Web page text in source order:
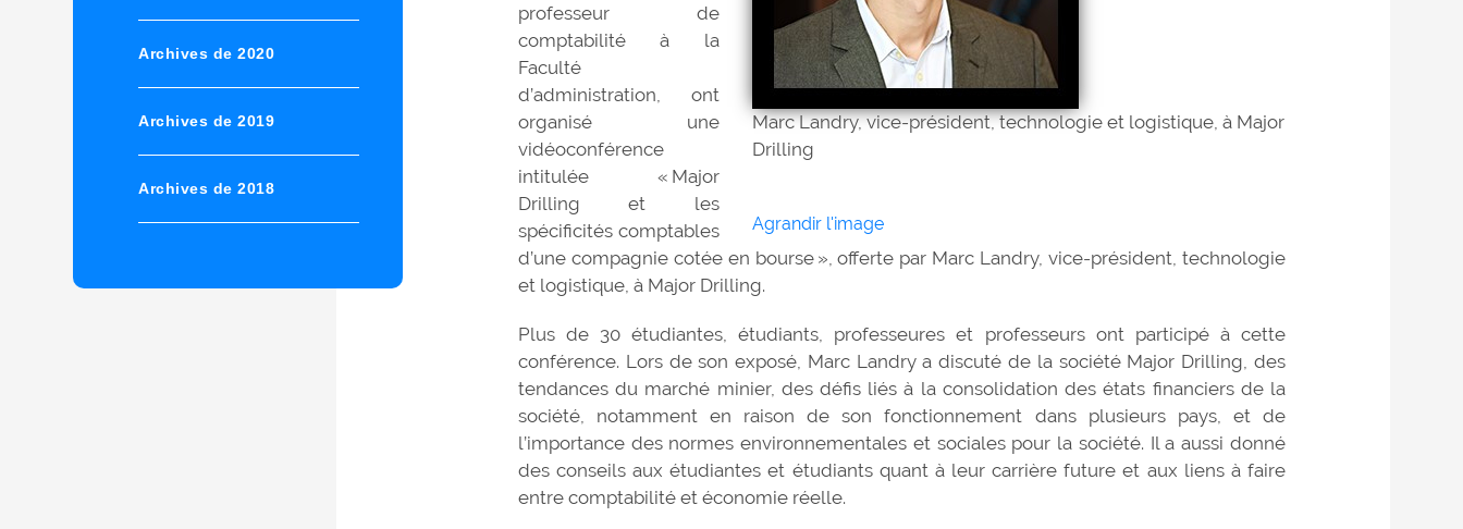
Archives de 2020
Archives de 2019
Archives de 2018
Marc Landry, vice-président, technologie et logistique, à Major
Drilling
Agrandir l'image
professeur de
comptabilité à la
Faculté
d’administration, ont
organisé une
vidéoconférence
intitulée « Major
Drilling et les
spécificités comptables
d’une compagnie cotée en bourse », offerte par Marc Landry, vice-président, technologie
et logistique, à Major Drilling.
Plus de 30 étudiantes, étudiants, professeures et professeurs ont participé à cette
conférence. Lors de son exposé, Marc Landry a discuté de la société Major Drilling, des
tendances du marché minier, des défis liés à la consolidation des états financiers de la
société, notamment en raison de son fonctionnement dans plusieurs pays, et de
l’importance des normes environnementales et sociales pour la société. Il a aussi donné
des conseils aux étudiantes et étudiants quant à leur carrière future et aux liens à faire
entre comptabilité et économie réelle.